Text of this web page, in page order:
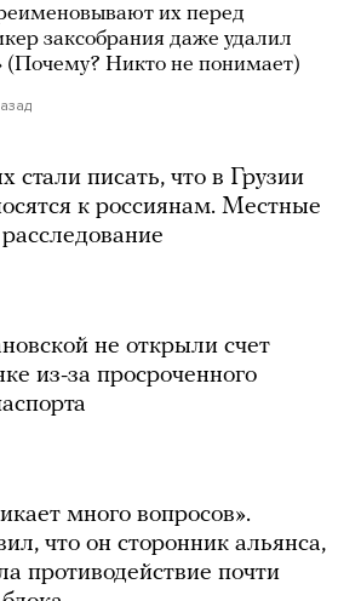
их перед
заксобрания даже удалил
(Почему? Никто не понимает)
стали писать, что в Грузии
к россиянам. Местные
не открыли счет
из-за просроченного
много вопросов».
что он сторонник альянса,
противодействие почти